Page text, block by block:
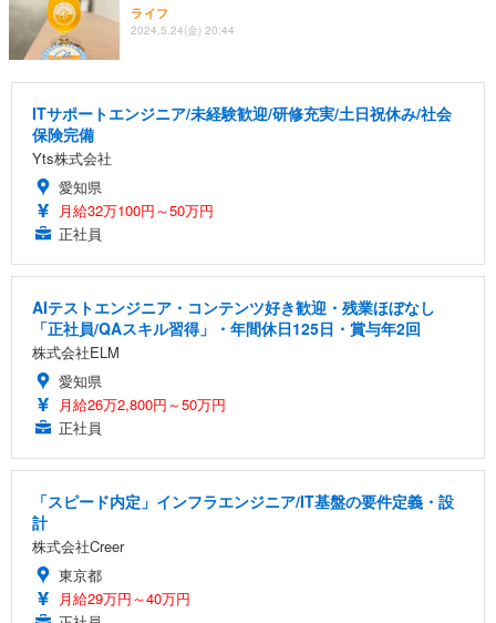
ライフ
2024.5.24(金) 20:44
ITサポートエンジニア/未経験歓迎/研修充実/土日祝休み/社会
保険完備
Yts株式会社
愛知県
月給32万100円～50万円
正社員
AIテストエンジニア・コンテンツ好き歓迎・残業ほぼなし
「正社員/QAスキル習得」・年間休日125日・賞与年2回
株式会社ELM
愛知県
月給26万2,800円～50万円
正社員
「スピード内定」インフラエンジニア/IT基盤の要件定義・設
計
株式会社Creer
東京都
月給29万円～40万円